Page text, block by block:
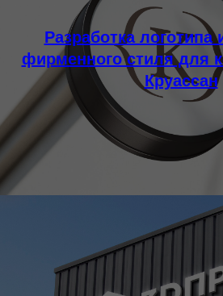
Разработка логотипа
фирменного стиля для
Круассан